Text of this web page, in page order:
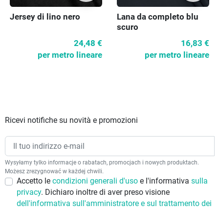
Jersey di lino nero
24,48 €
per metro lineare
Lana da completo blu
scuro
16,83 €
per metro lineare
Ricevi notifiche su novità e promozioni
Wysyłamy tylko informacje o rabatach, promocjach i nowych produktach.
Możesz zrezygnować w każdej chwili.
Accetto le condizioni generali d'uso e l'informativa sulla
privacy. Dichiaro inoltre di aver preso visione
dell'informativa sull'amministratore e sul trattamento dei